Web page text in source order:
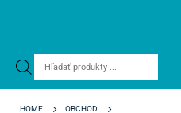
Products
HOME
OBCHOD